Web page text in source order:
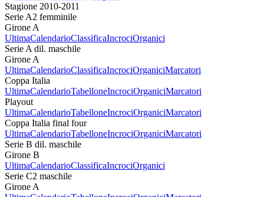
Stagione 2010-2011
Serie A2 femminile
Girone A
UltimaCalendarioClassificaIncrociOrganici
Serie A dil. maschile
Girone A
UltimaCalendarioClassificaIncrociOrganiciMarcatori
Coppa Italia
UltimaCalendarioTabelloneIncrociOrganiciMarcatori
Playout
UltimaCalendarioTabelloneIncrociOrganiciMarcatori
Coppa Italia final four
UltimaCalendarioTabelloneIncrociOrganiciMarcatori
Serie B dil. maschile
Girone B
UltimaCalendarioClassificaIncrociOrganici
Serie C2 maschile
Girone A